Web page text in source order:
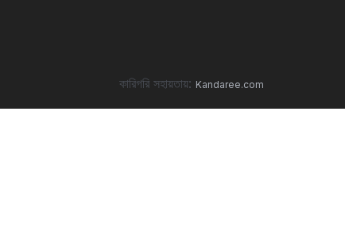
কারিগরি সহায়তায়: Kandaree.com